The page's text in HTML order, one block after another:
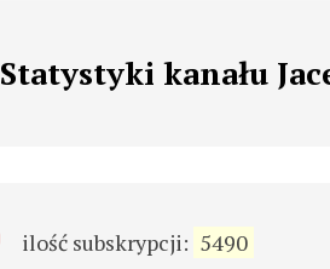
Statystyki kanału
ilość subskrypcji: 5490